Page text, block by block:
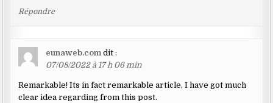
Répondre
eunaweb.com dit :
07/08/2022 à 17 h 06 min
Remarkable! Its in fact remarkable article, I have got much
clear idea regarding from this post.